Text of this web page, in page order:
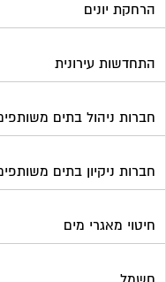
הרחקת יונים
התחדשות עירונית
חברות ניהול בתים משותפים
חברות ניקיון בתים משותפים
חיטוי מאגרי מים